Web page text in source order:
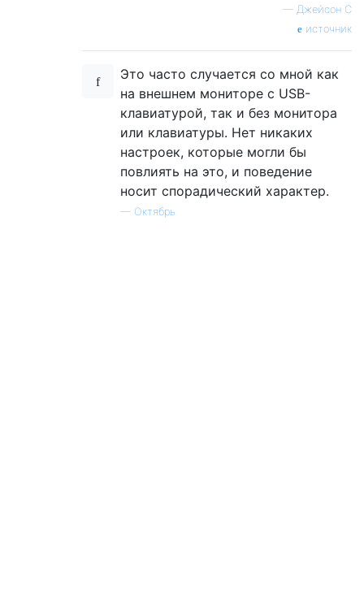
— Джейсон С
источник
Это часто случается со мной как
на внешнем мониторе с USB-
клавиатурой, так и без монитора
или клавиатуры. Нет никаких
настроек, которые могли бы
повлиять на это, и поведение
носит спорадический характер.
— Октябрь